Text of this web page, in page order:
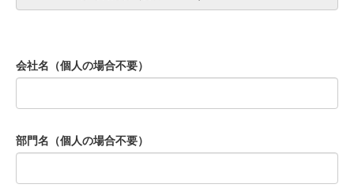
会社名（個人の場合不要）
部門名（個人の場合不要）